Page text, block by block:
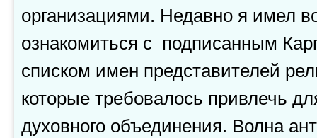
организациями. Недавно я имел
ознакомиться с подписанным
списком имен представителей
которые требовалось привлечь
духовного объединения. Волна